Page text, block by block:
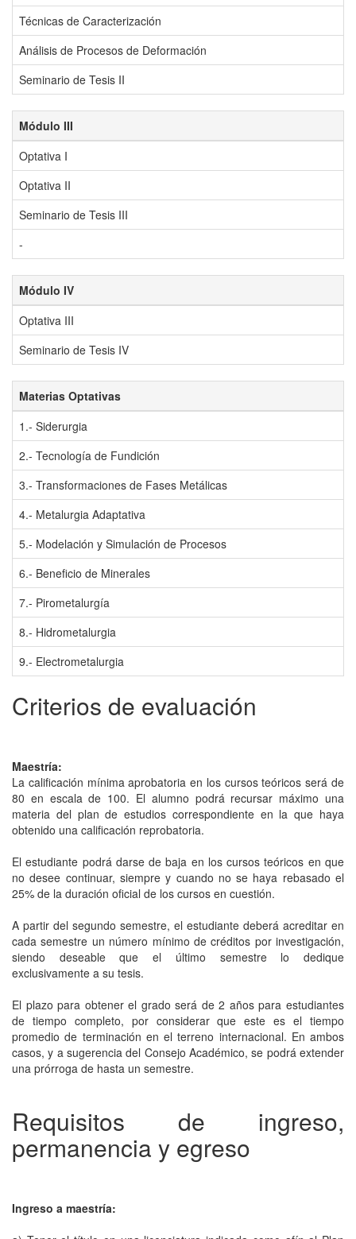
Técnicas de Caracterización
Análisis de Procesos de Deformación
Seminario de Tesis II
Módulo III
Optativa I
Optativa II
Seminario de Tesis III
-
Módulo IV
Optativa III
Seminario de Tesis IV
Materias Optativas
1.- Siderurgia
2.- Tecnología de Fundición
3.- Transformaciones de Fases Metálicas
4.- Metalurgia Adaptativa
5.- Modelación y Simulación de Procesos
6.- Beneficio de Minerales
7.- Pirometalurgía
8.- Hidrometalurgia
9.- Electrometalurgia
Criterios de evaluación
Maestría:
La calificación mínima aprobatoria en los cursos teóricos será de
80 en escala de 100. El alumno podrá recursar máximo una
materia del plan de estudios correspondiente en la que haya
obtenido una calificación reprobatoria.
El estudiante podrá darse de baja en los cursos teóricos en que
no desee continuar, siempre y cuando no se haya rebasado el
25% de la duración oficial de los cursos en cuestión.
A partir del segundo semestre, el estudiante deberá acreditar en
cada semestre un número mínimo de créditos por investigación,
siendo deseable que el último semestre lo dedique
exclusivamente a su tesis.
El plazo para obtener el grado será de 2 años para estudiantes
de tiempo completo, por considerar que este es el tiempo
promedio de terminación en el terreno internacional. En ambos
casos, y a sugerencia del Consejo Académico, se podrá extender
una prórroga de hasta un semestre.
Requisitos de ingreso,
permanencia y egreso
Ingreso a maestría: